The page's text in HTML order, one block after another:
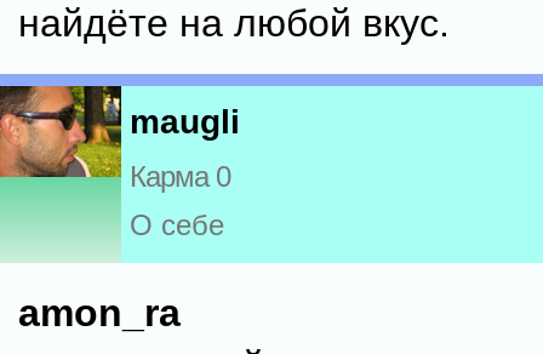
найдёте на любой вкус.
maugli
Карма 0
О себе
amon_ra